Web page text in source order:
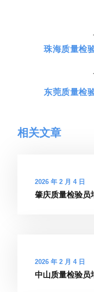
珠海质量检
东莞质量检
相关文章
2026 年 2 月 4 日
肇庆质量检验员
2026 年 2 月 4 日
中山质量检验员